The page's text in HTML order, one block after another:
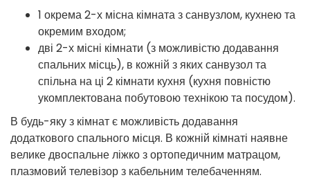
1 окрема 2-х місна кімната з санвузлом, кухнею та
окремим входом;
дві 2-х місні кімнати (з можливістю додавання
спальних місць), в кожній з яких санвузол та
спільна на ці 2 кімнати кухня (кухня повністю
укомплектована побутовою технікою та посудом).
В будь-яку з кімнат є можливість додавання
додаткового спального місця. В кожній кімнаті наявне
велике двоспальне ліжко з ортопедичним матрацом,
плазмовий телевізор з кабельним телебаченням.